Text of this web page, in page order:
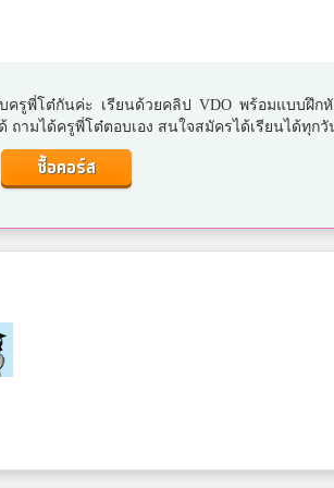
รูพี่โต๋กันค่ะ เรียนด้วยคลิป VDO พร้อมแบบฝึก
ถามได้ครูพี่โต๋ตอบเอง สนใจสมัครได้เรียนได้ทุกวั
ซื้อคอร์ส